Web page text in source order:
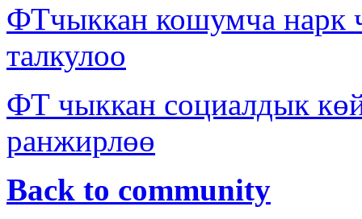
ФТчыккан кошумча нарк
талкулоо
ФТ чыккан социалдык
ранжирлөө
Back to community